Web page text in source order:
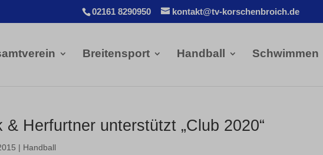
02161 8290950 kontakt@tv-korschenbroich.de
Breitensport Handball Schwimmen
Herfurtner unterstützt „Club 2020“
| Handball